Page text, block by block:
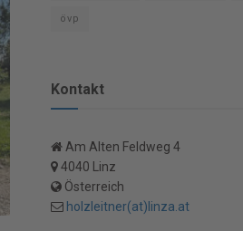
övp
Kontakt
Am Alten Feldweg 4
4040 Linz
Österreich
holzleitner(at)linza.at